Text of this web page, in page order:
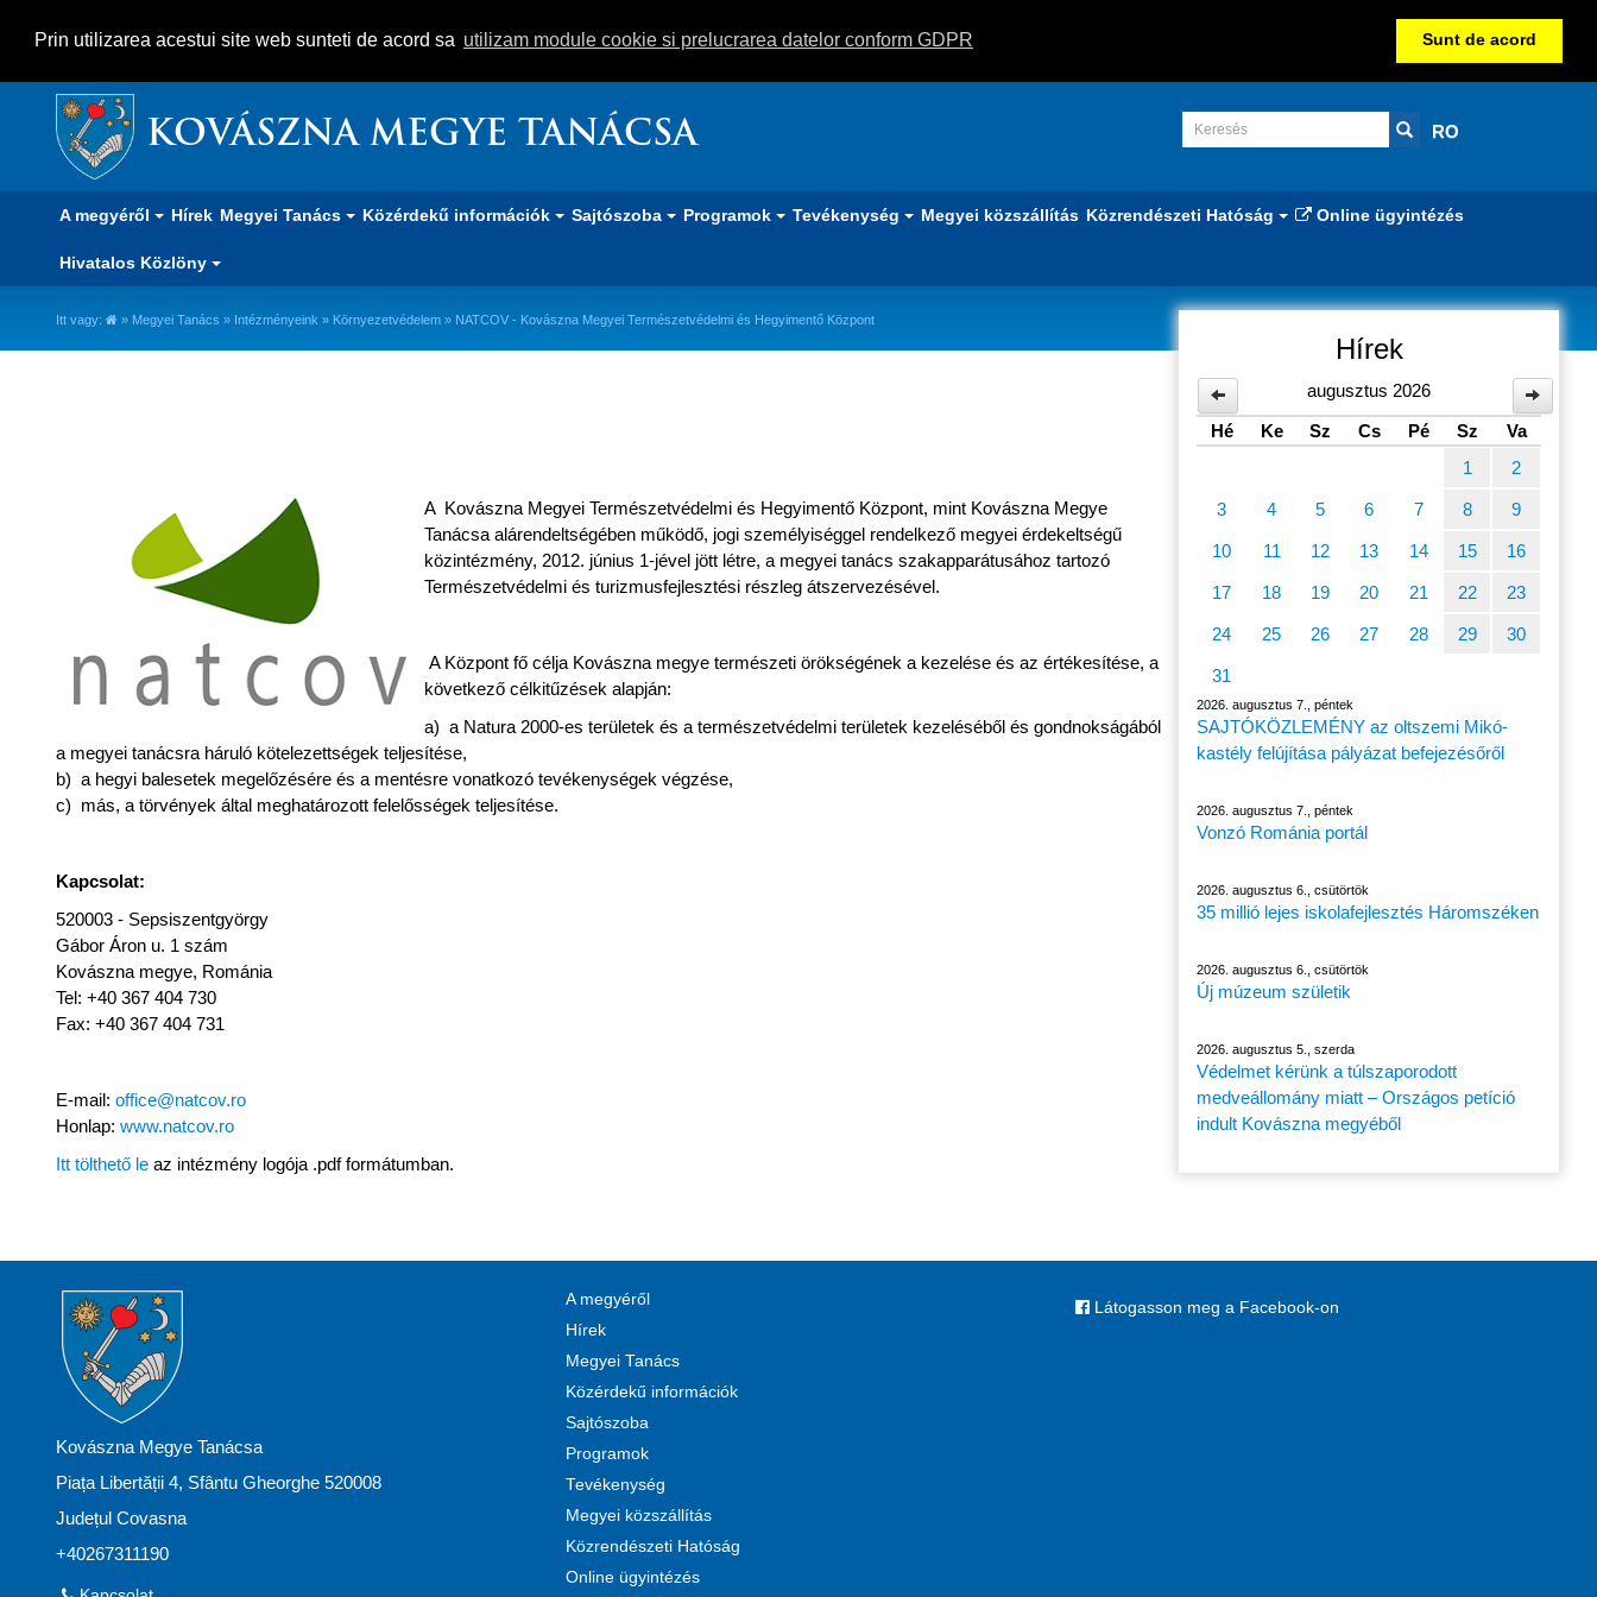
Prin utilizarea acestui site web sunteti de acord sa utilizam module cookie si prelucrarea datelor conform GDPR Sunt de acord
KOVÁSZNA MEGYE TANÁCSA RO
A megyéről Hírek Megyei Tanács Közérdekű információk Sajtószoba Programok Tevékenység Megyei közszállítás Közrendészeti Hatóság Online ügyintézés
Hivatalos Közlöny
Itt vagy: » Megyei Tanács » Intézményeink » Környezetvédelem » NATCOV - Kovászna Megyei Természetvédelmi és Hegyimentő Központ
A Kovászna Megyei Természetvédelmi és Hegyimentő Központ, mint Kovászna Megye
Tanácsa alárendeltségében működő, jogi személyiséggel rendelkező megyei érdekeltségű
közintézmény, 2012. június 1-jével jött létre, a megyei tanács szakapparátusához tartozó
Természetvédelmi és turizmusfejlesztési részleg átszervezésével.
A Központ fő célja Kovászna megye természeti örökségének a kezelése és az értékesítése, a
következő célkitűzések alapján:
a) a Natura 2000-es területek és a természetvédelmi területek kezeléséből és gondnokságából
a megyei tanácsra háruló kötelezettségek teljesítése,
b) a hegyi balesetek megelőzésére és a mentésre vonatkozó tevékenységek végzése,
c) más, a törvények által meghatározott felelősségek teljesítése.
Kapcsolat:
520003 - Sepsiszentgyörgy
Gábor Áron u. 1 szám
Kovászna megye, Románia
Tel: +40 367 404 730
Fax: +40 367 404 731
E-mail: office@natcov.ro
Honlap: www.natcov.ro
Itt tölthető le az intézmény logója .pdf formátumban.
Hírek
augusztus 2026
Hé
Ke Sz Cs Pé Sz
Va
1
2
3 4 5 6 7 8 9
10 11 12 13 14 15 16
17 18 19 20 21 22 23
24 25 26 27 28 29 30
31
2026. augusztus 7., péntek
SAJTÓKÖZLEMÉNY az oltszemi Mikó-
kastély felújítása pályázat befejezésőről
2026. augusztus 7., péntek
Vonzó Románia portál
2026. augusztus 6., csütörtök
35 millió lejes iskolafejlesztés Háromszéken
2026. augusztus 6., csütörtök
Új múzeum születik
2026. augusztus 5., szerda
Védelmet kérünk a túlszaporodott
medveállomány miatt – Országos petíció
indult Kovászna megyéből
Kovászna Megye Tanácsa
Piața Libertății 4, Sfântu Gheorghe 520008
Județul Covasna
+40267311190
A megyéről
Hírek
Megyei Tanács
Közérdekű információk
Sajtószoba
Programok
Tevékenység
Megyei közszállítás
Közrendészeti Hatóság
Online ügyintézés
Látogasson meg a Facebook-on